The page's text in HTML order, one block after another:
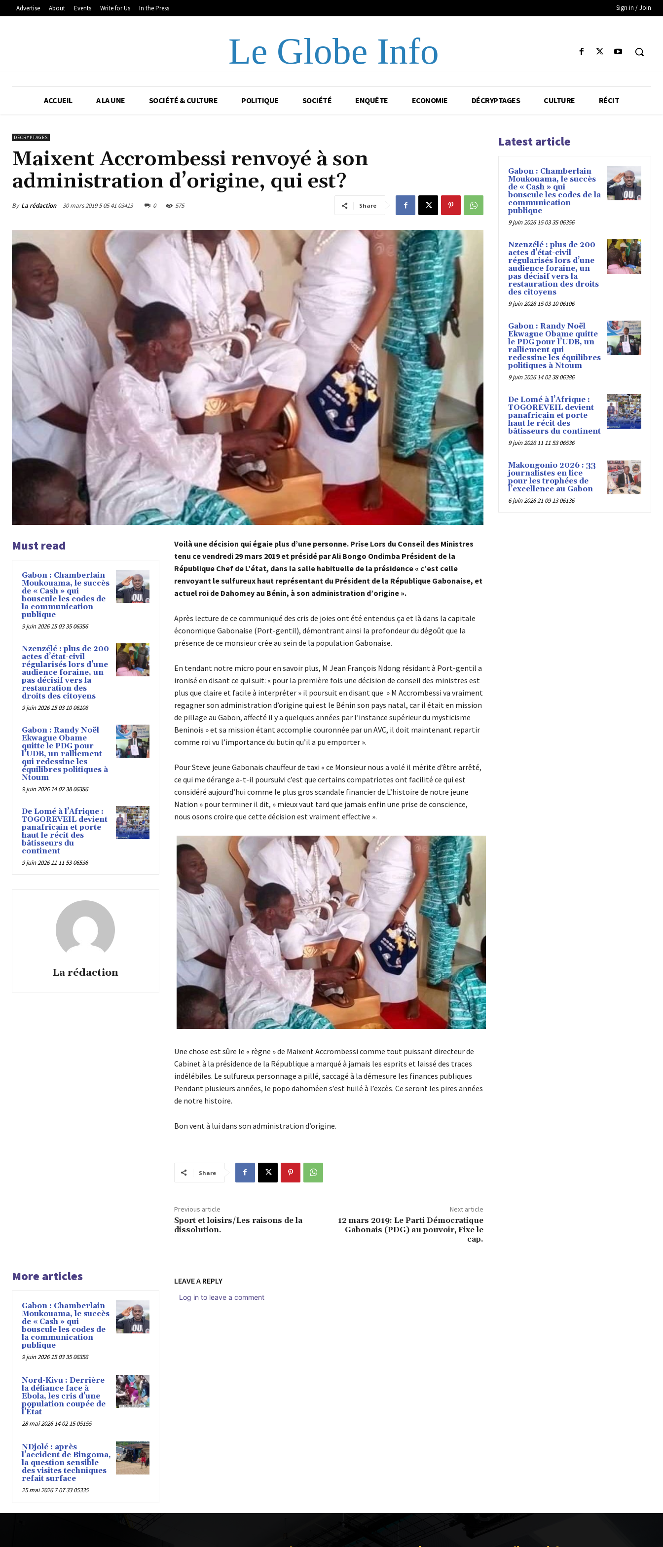
Advertise About Events Write for Us In the Press Sign in / Join
Le Globe Info
ACCUEIL A LA UNE SOCIÉTÉ & CULTURE POLITIQUE SOCIÉTÉ ENQUÊTE ECONOMIE DÉCRYPTAGES CULTURE RÉCIT
DÉCRYPTAGES
Maixent Accrombessi renvoyé à son
administration d’origine, qui est?
By La rédaction 30 mars 2019 5 05 41 03413 0 575 Share
Must read
Gabon : Chamberlain
Moukouama, le succès
de « Cash » qui
bouscule les codes de
la communication
publique
9 juin 2026 15 03 35 06356
Nzenzélé : plus de 200
actes d’état-civil
régularisés lors d’une
audience foraine, un
pas décisif vers la
restauration des
droits des citoyens
9 juin 2026 15 03 10 06106
Gabon : Randy Noël
Ekwague Obame
quitte le PDG pour
l’UDB, un ralliement
qui redessine les
équilibres politiques à
Ntoum
9 juin 2026 14 02 38 06386
De Lomé à l’Afrique :
TOGOREVEIL devient
panafricain et porte
haut le récit des
bâtisseurs du
continent
9 juin 2026 11 11 53 06536
La rédaction
Voilà une décision qui égaie plus d’une personne. Prise Lors du Conseil des Ministres
tenu ce vendredi 29 mars 2019 et présidé par Ali Bongo Ondimba Président de la
République Chef de L’état, dans la salle habituelle de la présidence « c’est celle
renvoyant le sulfureux haut représentant du Président de la République Gabonaise, et
actuel roi de Dahomey au Bénin, à son administration d’origine ».
Après lecture de ce communiqué des cris de joies ont été entendus ça et là dans la capitale
économique Gabonaise (Port-gentil), démontrant ainsi la profondeur du dégoût que la
présence de ce monsieur crée au sein de la population Gabonaise.
En tendant notre micro pour en savoir plus, M Jean François Ndong résidant à Port-gentil a
ironisé en disant ce qui suit: « pour la première fois une décision de conseil des ministres est
plus que claire et facile à interpréter » il poursuit en disant que » M Accrombessi va vraiment
regagner son administration d’origine qui est le Bénin son pays natal, car il était en mission
de pillage au Gabon, affecté il y a quelques années par l’instance supérieur du mysticisme
Beninois » et sa mission étant accomplie couronnée par un AVC, il doit maintenant repartir
comme roi vu l’importance du butin qu’il a pu emporter ».
Pour Steve jeune Gabonais chauffeur de taxi « ce Monsieur nous a volé il mérite d’être arrêté,
ce qui me dérange a-t-il poursuivi c’est que certains compatriotes ont facilité ce qui est
considéré aujourd’hui comme le plus gros scandale financier de L’histoire de notre jeune
Nation » pour terminer il dit, » mieux vaut tard que jamais enfin une prise de conscience,
nous osons croire que cette décision est vraiment effective ».
Une chose est sûre le « règne » de Maixent Accrombessi comme tout puissant directeur de
Cabinet à la présidence de la République a marqué à jamais les esprits et laissé des traces
indélébiles. Le sulfureux personnage a pillé, saccagé à la démesure les finances publiques
Pendant plusieurs années, le popo dahoméen s’est huilé à l’excès. Ce seront les pires années
de notre histoire.
Bon vent à lui dans son administration d’origine.
Share
Previous article
Sport et loisirs/Les raisons de la
dissolution.
Next article
12 mars 2019: Le Parti Démocratique
Gabonais (PDG) au pouvoir, Fixe le
cap.
More articles
Gabon : Chamberlain
Moukouama, le succès
de « Cash » qui
bouscule les codes de
la communication
publique
9 juin 2026 15 03 35 06356
Nord-Kivu : Derrière
la défiance face à
Ebola, les cris d’une
population coupée de
l’État
28 mai 2026 14 02 15 05155
NDjolé : après
l’accident de Bingoma,
la question sensible
des visites techniques
refait surface
25 mai 2026 7 07 33 05335
LEAVE A REPLY
Log in to leave a comment
Latest article
Gabon : Chamberlain
Moukouama, le succès
de « Cash » qui
bouscule les codes de la
communication
publique
9 juin 2026 15 03 35 06356
Nzenzélé : plus de 200
actes d’état-civil
régularisés lors d’une
audience foraine, un
pas décisif vers la
restauration des droits
des citoyens
9 juin 2026 15 03 10 06106
Gabon : Randy Noël
Ekwague Obame quitte
le PDG pour l’UDB, un
ralliement qui
redessine les équilibres
politiques à Ntoum
9 juin 2026 14 02 38 06386
De Lomé à l’Afrique :
TOGOREVEIL devient
panafricain et porte
haut le récit des
bâtisseurs du continent
9 juin 2026 11 11 53 06536
Makongonio 2026 : 33
journalistes en lice
pour les trophées de
l’excellence au Gabon
6 juin 2026 21 09 13 06136